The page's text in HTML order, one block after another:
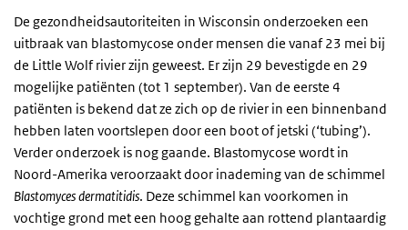
De gezondheidsautoriteiten in Wisconsin onderzoeken een
uitbraak van blastomycose onder mensen die vanaf 23 mei bij
de Little Wolf rivier zijn geweest. Er zijn 29 bevestigde en 29
mogelijke patiënten (tot 1 september). Van de eerste 4
patiënten is bekend dat ze zich op de rivier in een binnenband
hebben laten voortslepen door een boot of jetski (‘tubing’).
Verder onderzoek is nog gaande. Blastomycose wordt in
Noord-Amerika veroorzaakt door inademing van de schimmel
Blastomyces dermatitidis. Deze schimmel kan voorkomen in
vochtige grond met een hoog gehalte aan rottend plantaardig